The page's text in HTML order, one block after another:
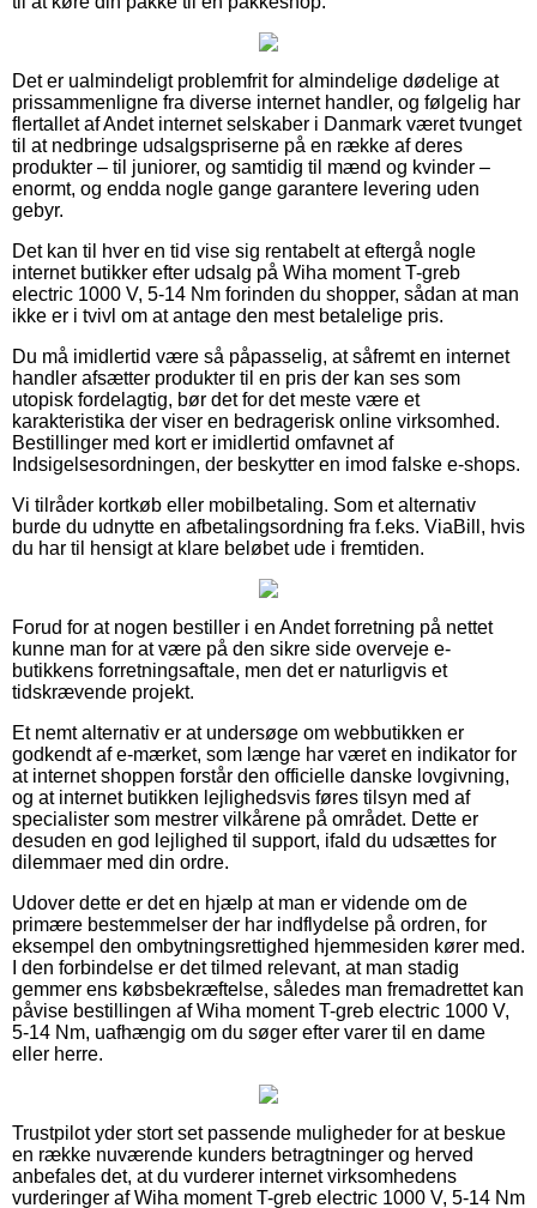
Det er ualmindeligt problemfrit for almindelige dødelige at
prissammenligne fra diverse internet handler, og følgelig har
flertallet af Andet internet selskaber i Danmark været tvunget
til at nedbringe udsalgspriserne på en række af deres
produkter – til juniorer, og samtidig til mænd og kvinder –
enormt, og endda nogle gange garantere levering uden
gebyr.
Det kan til hver en tid vise sig rentabelt at eftergå nogle
internet butikker efter udsalg på Wiha moment T-greb
electric 1000 V, 5-14 Nm forinden du shopper, sådan at man
ikke er i tvivl om at antage den mest betalelige pris.
Du må imidlertid være så påpasselig, at såfremt en internet
handler afsætter produkter til en pris der kan ses som
utopisk fordelagtig, bør det for det meste være et
karakteristika der viser en bedragerisk online virksomhed.
Bestillinger med kort er imidlertid omfavnet af
Indsigelsesordningen, der beskytter en imod falske e-shops.
Vi tilråder kortkøb eller mobilbetaling. Som et alternativ
burde du udnytte en afbetalingsordning fra f.eks. ViaBill, hvis
du har til hensigt at klare beløbet ude i fremtiden.
Forud for at nogen bestiller i en Andet forretning på nettet
kunne man for at være på den sikre side overveje e-
butikkens forretningsaftale, men det er naturligvis et
tidskrævende projekt.
Et nemt alternativ er at undersøge om webbutikken er
godkendt af e-mærket, som længe har været en indikator for
at internet shoppen forstår den officielle danske lovgivning,
og at internet butikken lejlighedsvis føres tilsyn med af
specialister som mestrer vilkårene på området. Dette er
desuden en god lejlighed til support, ifald du udsættes for
dilemmaer med din ordre.
Udover dette er det en hjælp at man er vidende om de
primære bestemmelser der har indflydelse på ordren, for
eksempel den ombytningsrettighed hjemmesiden kører med.
I den forbindelse er det tilmed relevant, at man stadig
gemmer ens købsbekræftelse, således man fremadrettet kan
påvise bestillingen af Wiha moment T-greb electric 1000 V,
5-14 Nm, uafhængig om du søger efter varer til en dame
eller herre.
Trustpilot yder stort set passende muligheder for at beskue
en række nuværende kunders betragtninger og herved
anbefales det, at du vurderer internet virksomhedens
vurderinger af Wiha moment T-greb electric 1000 V, 5-14 Nm